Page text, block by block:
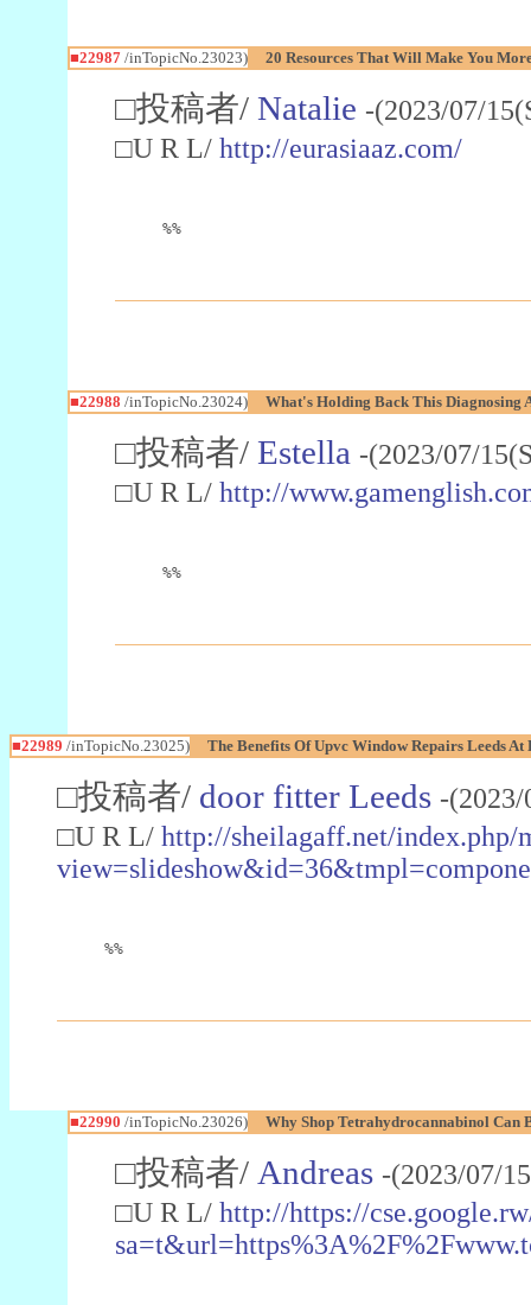
■22987/inTopicNo.23023) 20 Resources That Will Make You
□投稿者/ Natalie -(2023/07/
□U R L/ http://eurasiaaz.com/
%%
■22988 /inTopicNo.23024) What's Holding Back This Diagnosing
□投稿者/ Estella -(2023/07/
□U R L/ http://
%%
■22989 /inTopicNo.23025) The Benefits Of Upvc Window Repairs Leeds
□投稿者/ door fitter Leeds -
□U R L/ http://sheilagaff.net/index.php/
%%
■22990 /inTopicNo.23026) Why Shop Tetrahydrocannabinol Can
□投稿者/ Andreas -(2023/07/
□U R L/ http://https://